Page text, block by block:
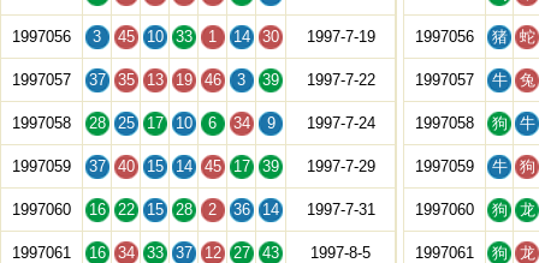
1997056 3 45 10 33 1 14 30 1997-7-19
1997057 37 35 13 19 46 3 39 1997-7-22
1997058 28 25 17 10 6 34 9 1997-7-24
1997059 37 40 15 14 45 17 39 1997-7-29
1997060 16 22 15 28 2 36 14 1997-7-31
1997061 16 34 33 37 12 27 43 1997-8-5
1997056 猪 蛇
1997057 牛 兔
1997058 狗 牛
1997059 牛 狗
1997060 狗 龙
1997061 狗 龙